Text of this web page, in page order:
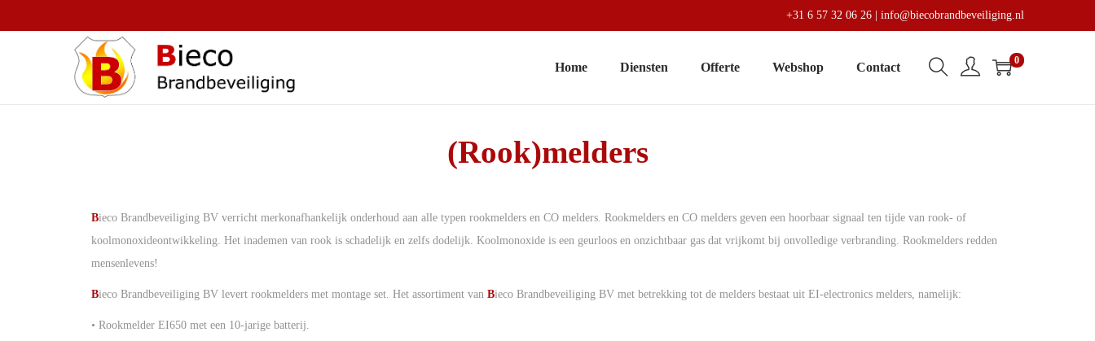
+31 6 57 32 06 26 |info@biecobrandbeveiliging.nl
Home Diensten Offerte Webshop Contact 0
(Rook)melders
Bieco Brandbeveiliging BV verricht merkonafhankelijk onderhoud aan alle typen rookmelders en CO melders. Rookmelders en CO melders geven een hoorbaar signaal ten tijde van rook- of
koolmonoxideontwikkeling. Het inademen van rook is schadelijk en zelfs dodelijk. Koolmonoxide is een geurloos en onzichtbaar gas dat vrijkomt bij onvolledige verbranding. Rookmelders redden
mensenlevens!
Bieco Brandbeveiliging BV levert rookmelders met montage set. Het assortiment van Bieco Brandbeveiliging BV met betrekking tot de melders bestaat uit EI-electronics melders, namelijk:
• Rookmelder EI650 met een 10-jarige batterij.